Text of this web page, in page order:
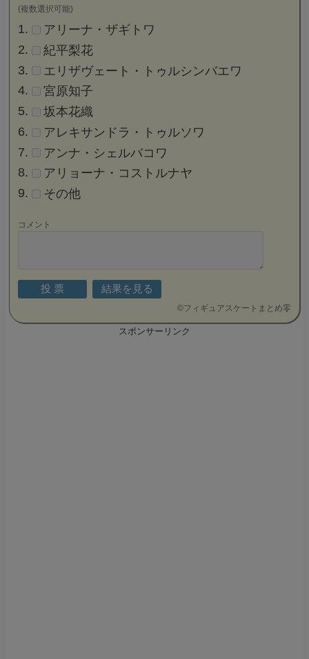
(複数選択可能)
アリーナ・ザギトワ
紀平梨花
エリザヴェート・トゥルシンバエワ
宮原知子
坂本花織
アレキサンドラ・トゥルソワ
アンナ・シェルバコワ
アリョーナ・コストルナヤ
その他
コメント
©フィギュアスケートまとめ零
スポンサーリンク